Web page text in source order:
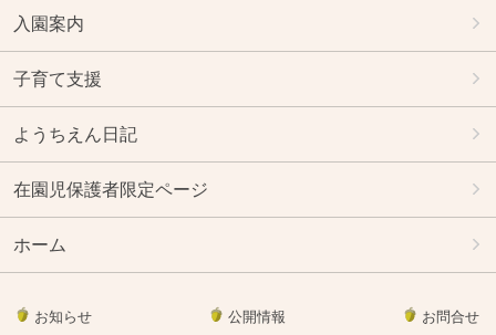
入園案内
子育て支援
ようちえん日記
在園児保護者限定ページ
ホーム
お知らせ 公開情報 お問合せ